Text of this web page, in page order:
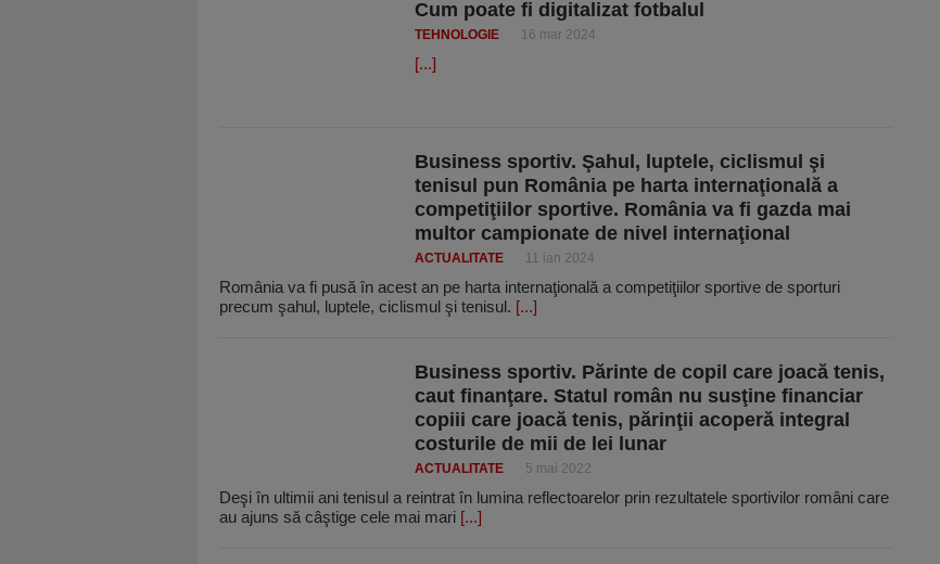
Cum poate fi digitalizat fotbalul
TEHNOLOGIE 16 mar 2024
[...]
Business sportiv. Şahul, luptele, ciclismul şi
tenisul pun România pe harta internaţională a
competiţiilor sportive. România va fi gazda mai
multor campionate de nivel internaţional
ACTUALITATE 11 ian 2024
România va fi pusă în acest an pe harta internaţională a competiţiilor sportive de sporturi
precum şahul, luptele, ciclismul şi tenisul. [...]
Business sportiv. Părinte de copil care joacă tenis,
caut finanţare. Statul român nu susţine financiar
copiii care joacă tenis, părinţii acoperă integral
costurile de mii de lei lunar
ACTUALITATE 5 mai 2022
Deşi în ultimii ani tenisul a reintrat în lumina reflectoarelor prin rezultatele sportivilor români care
au ajuns să câştige cele mai mari [...]